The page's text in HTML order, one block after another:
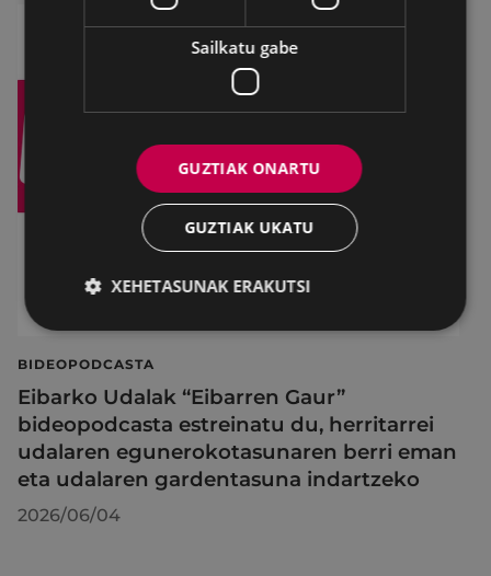
BIDEOPODCASTA
Eibarko Udalak “Eibarren Gaur”
bideopodcasta estreinatu du, herritarrei
udalaren egunerokotasunaren berri eman
eta udalaren gardentasuna indartzeko
2026/06/04
Sailkatu gabe
GUZTIAK ONARTU
GUZTIAK UKATU
XEHETASUNAK ERAKUTSI